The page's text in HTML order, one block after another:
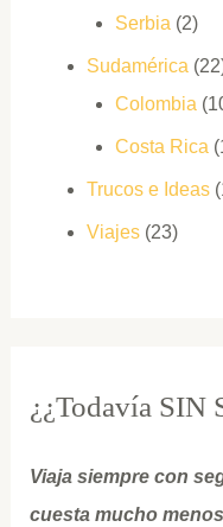
Serbia (2)
Sudamérica
Colombia
Costa Rica
Trucos e Ideas
Viajes(23)
¿¿Todavía SIN
Viaja siempre con
cuesta mucho